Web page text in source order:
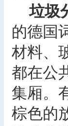
垃圾
的德国
材料、
都在公
集厢。
棕色的